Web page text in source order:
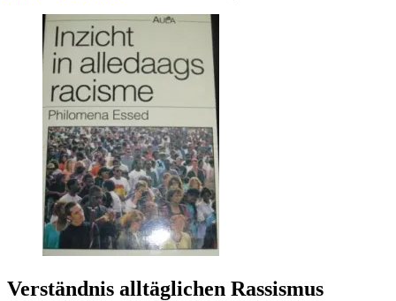
Verständnis alltäglichen Rassismus